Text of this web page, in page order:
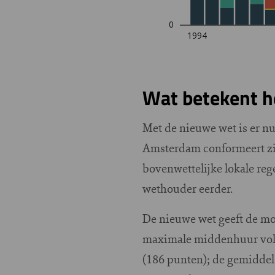
Wat betekent
Met de nieuwe wet is er
Amsterdam conformeert
bovenwettelijke lokale
wethouder eerder.
De nieuwe wet geeft de
maximale middenhuur
(186 punten); de